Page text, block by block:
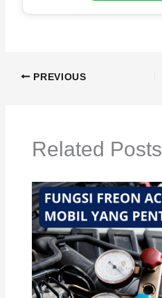
PREVIOUS
Related Posts